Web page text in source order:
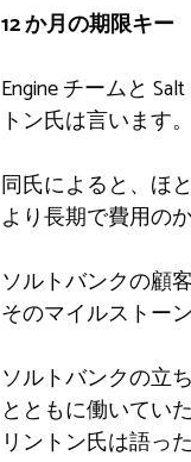
12 か月の期限キー
Engine チームと
トン氏は言います。
同氏によると、ほ
より長期で費用の
ソルトバンクの顧
そのマイルストー
ソルトバンクの立
とともに働いてい
リントン氏は語った